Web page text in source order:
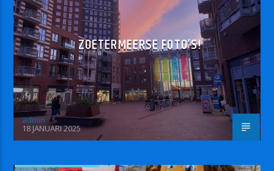
ZOETERMEERSE FOTO’S!
admin
18 JANUARI 2025